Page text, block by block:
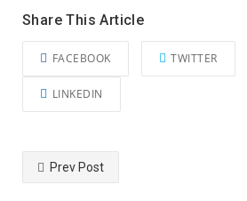
Share This Article
FACEBOOK TWITTER
LINKEDIN
Prev Post